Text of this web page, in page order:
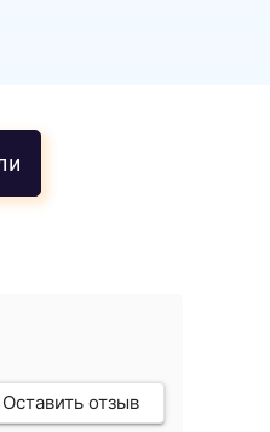
Оставить отзыв